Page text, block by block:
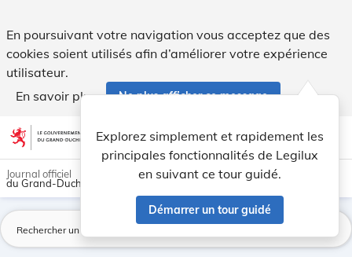
En poursuivant votre navigation vous acceptez que des
cookies soient utilisés afin d’améliorer votre expérience
utilisateur.
En savoir plus
Ne plus afficher ce message
Aller au contenu account_circle help Aide
Explorez simplement et rapidement les
principales fonctionnalités de Legilux
en suivant ce tour guidé.
Démarrer un tour guidé
light_mode dark_mode
Journal officiel
du Grand-Duché de Luxembourg